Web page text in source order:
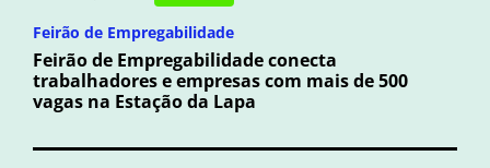
Feirão de Empregabilidade
Feirão de Empregabilidade conecta
trabalhadores e empresas com mais de 500
vagas na Estação da Lapa